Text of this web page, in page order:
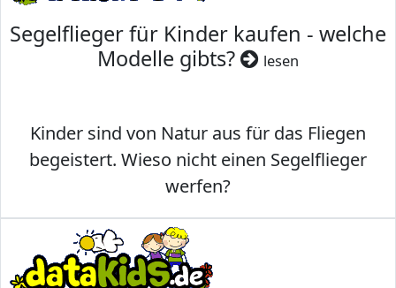
Segelflieger für Kinder kaufen - welche
Modelle gibts?
lesen
Kinder sind von Natur aus für das Fliegen
begeistert. Wieso nicht einen Segelflieger
werfen?